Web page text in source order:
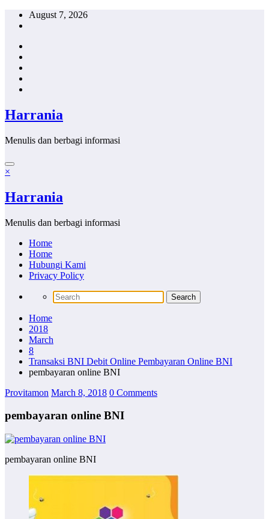
Skip
August 7, 2026
Harrania
Menulis dan berbagi informasi
×
Harrania
Menulis dan berbagi informasi
Home
Home
Hubungi Kami
Privacy Policy
Home
2018
March
8
Transaksi BNI Debit Online Pembayaran Online BNI
pembayaran online BNI
Provitamon March 8, 2018 0 Comments
pembayaran online BNI
pembayaran online BNI